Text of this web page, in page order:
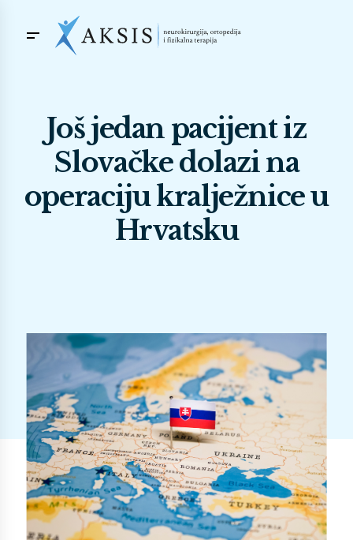
Još jedan pacijent iz
Slovačke dolazi na
operaciju kralježnice u
Hrvatsku